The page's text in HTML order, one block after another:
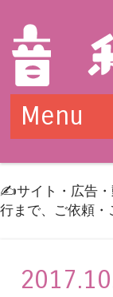
Menu
✍️サイト・広告・
行まで、ご依頼・